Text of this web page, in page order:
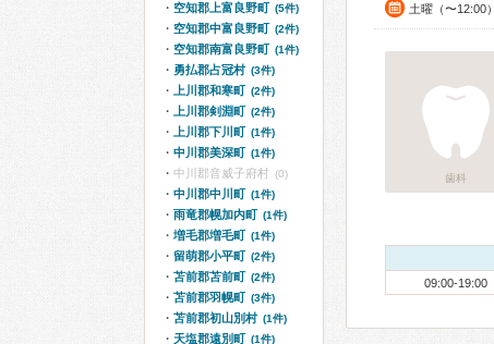
土曜（〜12:00）
歯科
09:00-19:00
空知郡上富良野町 (5件)
空知郡中富良野町 (2件)
空知郡南富良野町 (1件)
勇払郡占冠村 (3件)
上川郡和寒町 (2件)
上川郡剣淵町 (2件)
上川郡下川町 (1件)
中川郡美深町 (1件)
中川郡音威子府村 (0)
中川郡中川町 (1件)
雨竜郡幌加内町 (1件)
増毛郡増毛町 (1件)
留萌郡小平町 (2件)
苫前郡苫前町 (2件)
苫前郡羽幌町 (3件)
苫前郡初山別村 (1件)
天塩郡遠別町 (1件)